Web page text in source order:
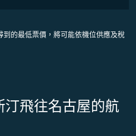
的最低票價，將可能依機位供應及稅
飛往名古屋的航